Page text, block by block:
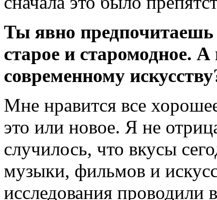
Ты явно
старое и старомодное.
современному
Мне нравится все
это или новое. Я не
случилось, что вкусы
музыки, фильмов и
исследования проводили